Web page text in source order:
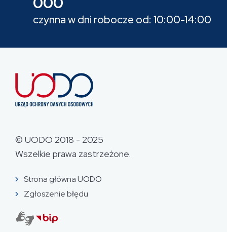
czynna w dni robocze od: 10:00-14:00
© UODO 2018 - 2025
Wszelkie prawa zastrzeżone.
Strona główna UODO
Zgłoszenie błędu